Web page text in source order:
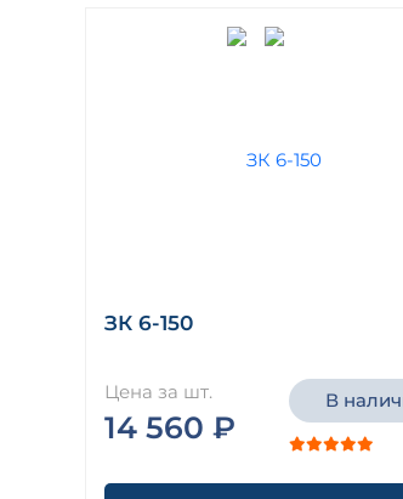
ЗК 6-150
Цена за шт.
14 560 ₽
В